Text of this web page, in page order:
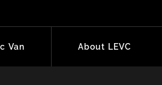
Van About LEVC